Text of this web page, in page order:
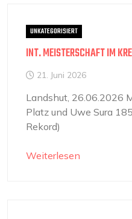
UNKATEGORISIERT
INT. MEISTERSCHAFT IM
21. Juni 2026
Landshut, 26.06.2026
Platz und Uwe Sura
Rekord)
Weiterlesen